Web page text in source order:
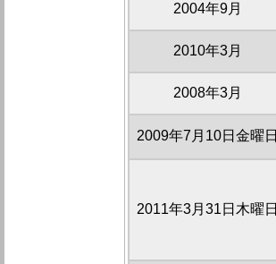
2004年9月
2010年3月
2008年3月
2009年7月10日金曜日
2011年3月31日木曜日